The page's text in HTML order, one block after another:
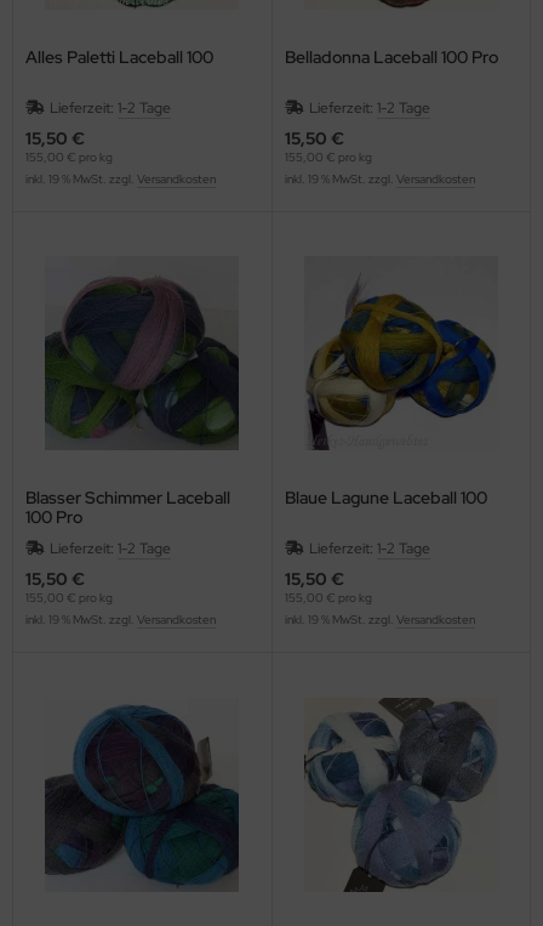
Alles Paletti Laceball 100
Lieferzeit: 1-2 Tage
15,50 €
155,00 € pro kg
inkl. 19 % MwSt. zzgl. Versandkosten
Belladonna Laceball 100 Pro
Lieferzeit: 1-2 Tage
15,50 €
155,00 € pro kg
inkl. 19 % MwSt. zzgl. Versandkosten
Blasser Schimmer Laceball
100 Pro
Lieferzeit: 1-2 Tage
15,50 €
155,00 € pro kg
inkl. 19 % MwSt. zzgl. Versandkosten
Blaue Lagune Laceball 100
Lieferzeit: 1-2 Tage
15,50 €
155,00 € pro kg
inkl. 19 % MwSt. zzgl. Versandkosten